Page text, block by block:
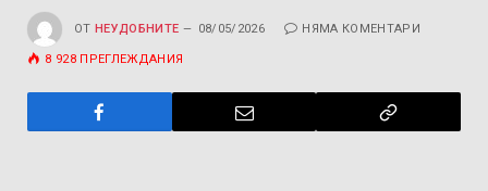
ОТ НЕУДОБНИТЕ 08/05/2026 НЯМА КОМЕНТАРИ
8 928 ПРЕГЛЕЖДАНИЯ